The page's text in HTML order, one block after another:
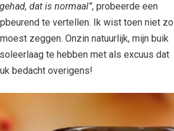
dat is normaal”, probeerde een
te vertellen. Ik wist toen niet zo
zeggen. Onzin natuurlijk, mijn buik
te hebben met als excuus dat
bedacht overigens!